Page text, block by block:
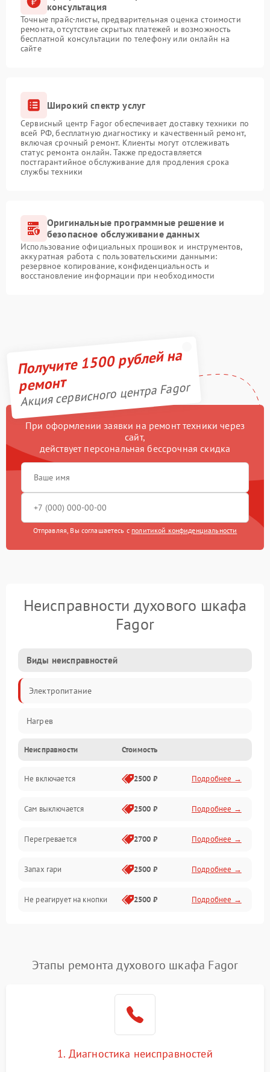
консультация
Точные прайс-листы, предварительная оценка стоимости
ремонта, отсутствие скрытых платежей и возможность
бесплатной консультации по телефону или онлайн на
сайте
Широкий спектр услуг
Сервисный центр Fagor обеспечивает доставку техники по
всей РФ, бесплатную диагностику и качественный ремонт,
включая срочный ремонт. Клиенты могут отслеживать
статус ремонта онлайн. Также предоставляется
постгарантийное обслуживание для продления срока
службы техники
Оригинальные программные решение и
безопасное обслуживание данных
Использование официальных прошивок и инструментов,
аккуратная работа с пользовательскими данными:
резервное копирование, конфиденциальность и
восстановление информации при необходимости
Получите 1500 рублей на
ремонт
Акция сервисного центра Fagor
При оформлении заявки на ремонт техники через
сайт,
действует персональная бессрочная скидка
Отправляя, Вы соглашаетесь с политикой конфиденциальности
Неисправности духового шкафа
Fagor
Виды неисправностей
Электропитание
Нагрев
Неисправности Стоимость
Не включается 2500 ₽ Подробнее →
Сам выключается 2500 ₽ Подробнее →
Перегревается 2700 ₽ Подробнее →
Запах гари 2500 ₽ Подробнее →
Не реагирует на кнопки 2500 ₽ Подробнее →
Этапы ремонта духового шкафа Fagor
1. Диагностика неисправностей